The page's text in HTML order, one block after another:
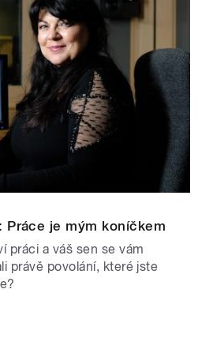
je mým koníčkem
práci a váš sen se vám
právě povolání, které jste